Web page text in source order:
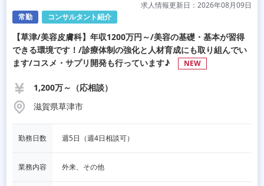
常勤 コンサルタント紹介
求人情報更新日：2026年08月09日
【草津/美容皮膚科】年収1200万円～/美容の基礎・基本が習得
できる環境です！/診療体制の強化と人材育成にも取り組んでい
ます/コスメ・サプリ開発も行っています♪
NEW
1,200万～（応相談）
滋賀県草津市
勤務日数 週5日（週4日相談可）
業務内容 外来、その他